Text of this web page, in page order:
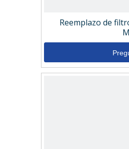
Reemplazo de